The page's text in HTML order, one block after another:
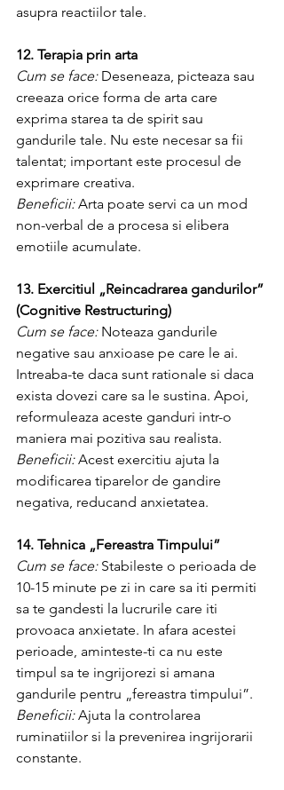
asupra reactiilor tale.
12. Terapia prin arta
Cum se face: Deseneaza, picteaza sau
creeaza orice forma de arta care
exprima starea ta de spirit sau
gandurile tale. Nu este necesar sa fii
talentat; important este procesul de
exprimare creativa.
Beneficii: Arta poate servi ca un mod
non-verbal de a procesa si elibera
emotiile acumulate.
13. Exercitiul „Reincadrarea gandurilor”
(Cognitive Restructuring)
Cum se face: Noteaza gandurile
negative sau anxioase pe care le ai.
Intreaba-te daca sunt rationale si daca
exista dovezi care sa le sustina. Apoi,
reformuleaza aceste ganduri intr-o
maniera mai pozitiva sau realista.
Beneficii: Acest exercitiu ajuta la
modificarea tiparelor de gandire
negativa, reducand anxietatea.
14. Tehnica „Fereastra Timpului”
Cum se face: Stabileste o perioada de
10-15 minute pe zi in care sa iti permiti
sa te gandesti la lucrurile care iti
provoaca anxietate. In afara acestei
perioade, aminteste-ti ca nu este
timpul sa te ingrijorezi si amana
gandurile pentru „fereastra timpului”.
Beneficii: Ajuta la controlarea
ruminatiilor si la prevenirea ingrijorarii
constante.